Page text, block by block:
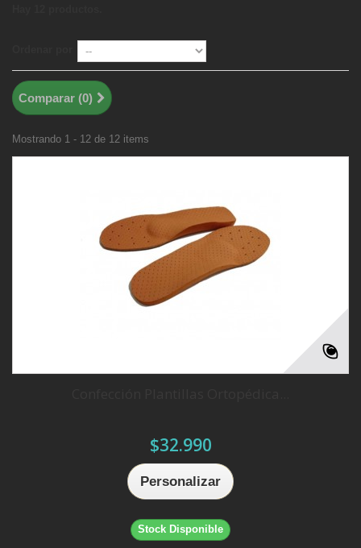
Comparar (0)
Mostrando 1 - 12 de 12 items
$32.990
Personalizar
Stock Disponible